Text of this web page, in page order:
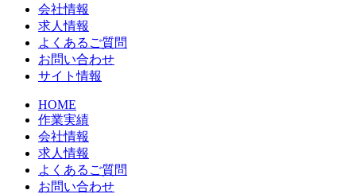
会社情報
求人情報
よくあるご質問
お問い合わせ
サイト情報
HOME
作業実績
会社情報
求人情報
よくあるご質問
お問い合わせ